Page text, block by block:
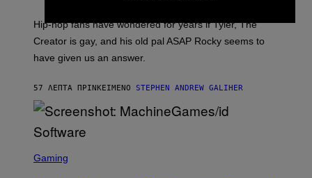
C
A
C
P
P
E
/
E
T
Hip-hop fans have wondered for years if Tyler, The
Creator is gay, and his old pal ASAP Rocky seems to
have given us an answer.
57 ΛΕΠΤΆ ΠΡΙΝ ΚΕΊΜΕΝΟ STEPHEN ANDREW GALIHER
C
Gaming